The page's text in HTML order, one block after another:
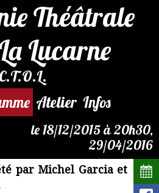
Théâtrale
Lucarne
C.T.O.L.
Atelier Infos
le 18/12/2015 à 20h30,
29/04/2016
par Michel Garcia et